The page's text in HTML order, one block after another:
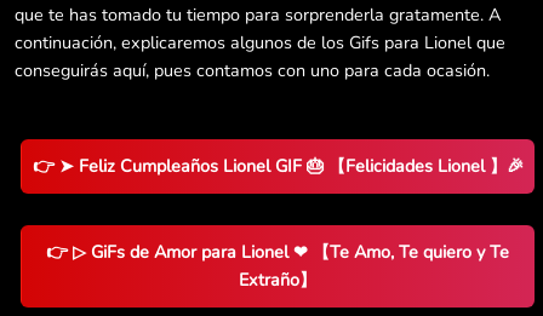
que te has tomado tu tiempo para sorprenderla gratamente. A
continuación, explicaremos algunos de los Gifs para Lionel que
conseguirás aquí, pues contamos con uno para cada ocasión.
👉 ➤ Feliz Cumpleaños Lionel GIF 🎂 【Felicidades Lionel 】🎉
👉 ▷ GiFs de Amor para Lionel ❤ 【Te Amo, Te quiero y Te
Extraño】